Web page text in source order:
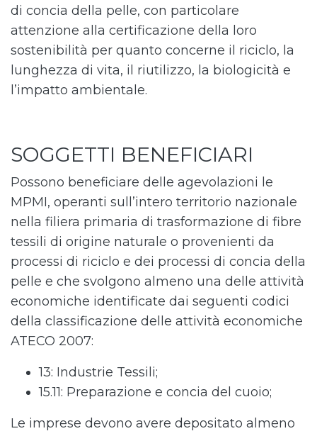
di concia della pelle, con particolare
attenzione alla certificazione della loro
sostenibilità per quanto concerne il riciclo, la
lunghezza di vita, il riutilizzo, la biologicità e
l’impatto ambientale.
SOGGETTI BENEFICIARI
Possono beneficiare delle agevolazioni le
MPMI, operanti sull’intero territorio nazionale
nella filiera primaria di trasformazione di fibre
tessili di origine naturale o provenienti da
processi di riciclo e dei processi di concia della
pelle e che svolgono almeno una delle attività
economiche identificate dai seguenti codici
della classificazione delle attività economiche
ATECO 2007:
13: Industrie Tessili;
15.11: Preparazione e concia del cuoio;
Le imprese devono avere depositato almeno